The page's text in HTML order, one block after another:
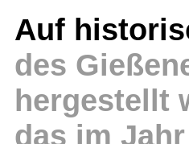
Auf
des
hergestellt
das im